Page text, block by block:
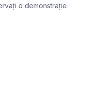
o demonstrație